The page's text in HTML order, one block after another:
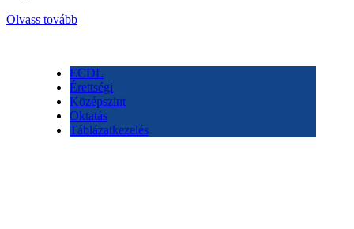
Olvass tovább
ECDL
Érettségi
Középszint
Oktatás
Táblázatkezelés